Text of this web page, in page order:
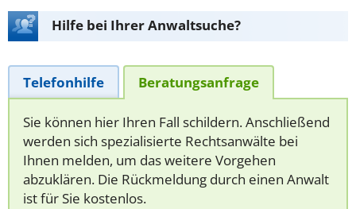
Hilfe bei Ihrer Anwaltsuche?
Telefonhilfe Beratungsanfrage
Sie können hier Ihren Fall schildern. Anschließend
werden sich spezialisierte Rechtsanwälte bei
Ihnen melden, um das weitere Vorgehen
abzuklären. Die Rückmeldung durch einen Anwalt
ist für Sie kostenlos.